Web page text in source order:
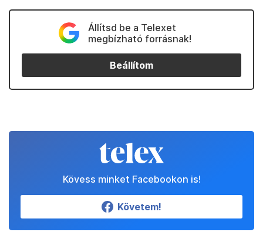
Állítsd be a Telexet
megbízható forrásnak!
Beállítom
Kövess minket Facebookon is!
Követem!